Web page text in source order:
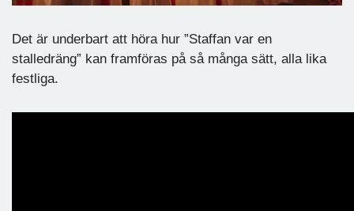
Det är underbart att höra hur ”Staffan var en
stalledräng” kan framföras på så många sätt, alla lika
festliga.